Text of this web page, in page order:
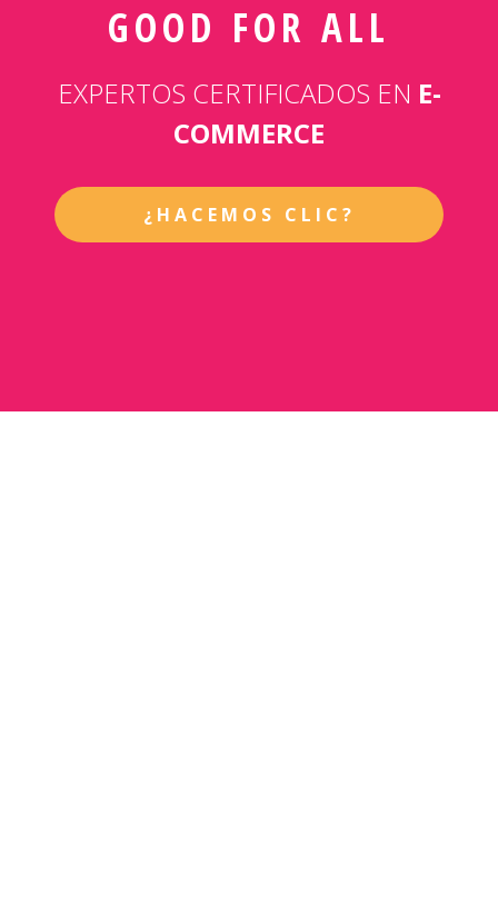
GOOD FOR ALL
EXPERTOS CERTIFICADOS EN E-
COMMERCE
¿HACEMOS CLIC?